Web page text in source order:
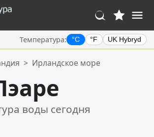
Температура: °C °F UK Hybryd
> Ирландское море
воды сегодня